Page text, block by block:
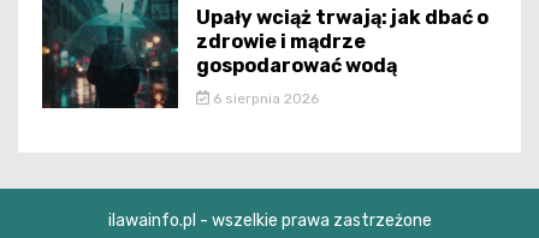
Upały wciąż trwają: jak dbać o
zdrowie i mądrze
gospodarować wodą
6 sierpnia 2026
ilawainfo.pl - wszelkie prawa zastrzeżone